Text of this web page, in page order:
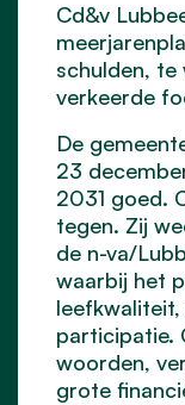
Cd&v
schulden, te
verkeerde
De
23
2031 goed.
tegen. Zij
de n-va/
waarbij het
participatie.
woorden,
grote